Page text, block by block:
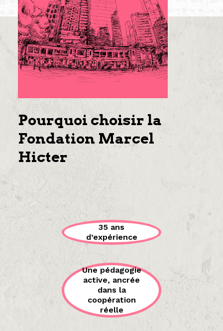
Pourquoi choisir la
Fondation Marcel
Hicter
35 ans
d’expérience
Une pédagogie
active, ancrée
dans la
coopération
réelle